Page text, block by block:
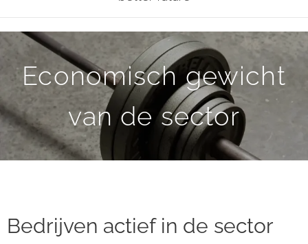
Economisch gewicht
van de sector
Bedrijven actief in de sector